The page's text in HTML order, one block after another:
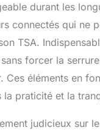
durant les
connectés qui
TSA.
forcer la
Ces éléments en
praticité et la
judicieux sur